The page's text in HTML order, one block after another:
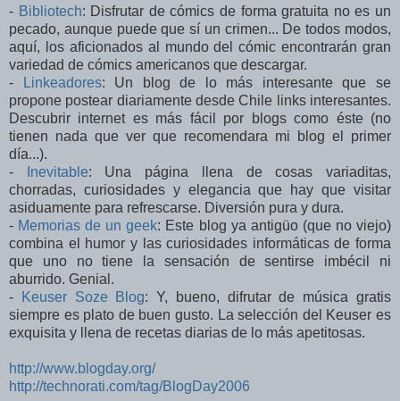
- Bibliotech: Disfrutar de cómics de forma gratuita no es un
pecado, aunque puede que sí un crimen... De todos modos,
aquí, los aficionados al mundo del cómic encontrarán gran
variedad de cómics americanos que descargar.
-
Linkeadores: Un blog de lo más interesante que se
propone postear diariamente desde Chile links interesantes.
Descubrir internet es más fácil por blogs como éste (no
tienen nada que ver que recomendara mi blog el primer
día...).
-
Inevitable: Una página llena de cosas variaditas,
chorradas, curiosidades y elegancia que hay que visitar
asiduamente para refrescarse. Diversión pura y dura.
- Memorias de un geek: Este blog ya antigüo (que no viejo)
combina el humor y las curiosidades informáticas de forma
que uno no tiene la sensación de sentirse imbécil ni
aburrido. Genial.
-
Keuser Soze Blog: Y, bueno, difrutar de música gratis
siempre es plato de buen gusto. La selección del Keuser es
exquisita y llena de recetas diarias de lo más apetitosas.
http://www.blogday.org/
http://technorati.com/tag/BlogDay2006